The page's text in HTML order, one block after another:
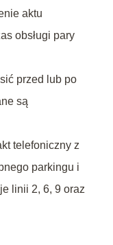
aktu
obsługi pary
przed lub po
są
telefoniczny z
parkingu i
linii 2, 6, 9 oraz